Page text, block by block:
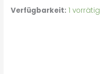
Verfügbarkeit: 1 vorrätig